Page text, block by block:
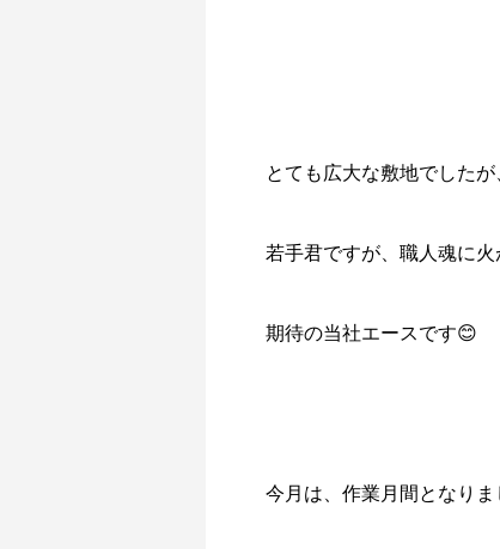
とても広大な敷地でした
若手君ですが、職人魂に
期待の当社エースです😊
今月は、作業月間となりま